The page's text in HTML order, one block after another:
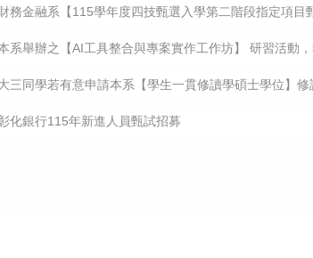
財務金融系【115學年度四技甄選入學第二階段指定項目
系舉辦之【AI工具整合與專案實作工作坊】 研習活動
三同學若有意申請本系【學生一貫修讀學碩士學位】修
化銀行115年新進人員甄試招募